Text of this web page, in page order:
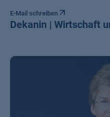
E-Mail schreiben
Dekanin | Wirtschaft